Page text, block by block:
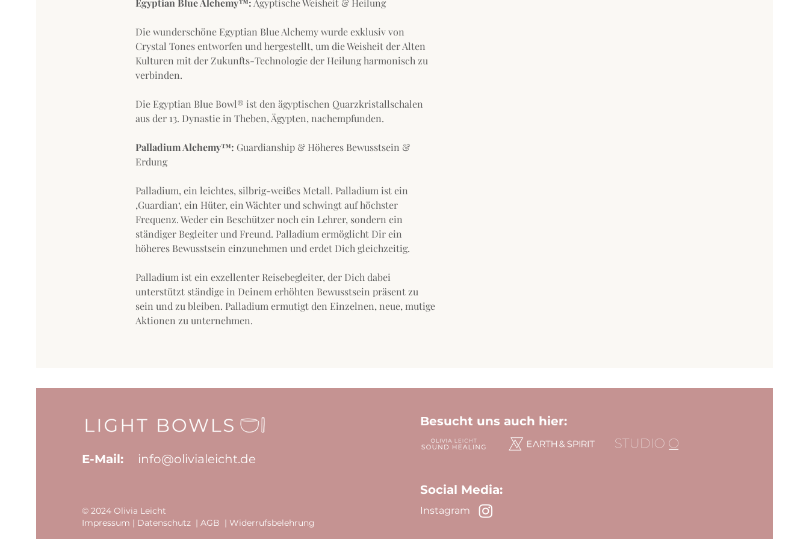
Egyptian Blue Alchemy™:Ägyptische Weisheit & Heilung
Die wunderschöne Egyptian Blue Alchemy wurde exklusiv von
Crystal Tones entworfen und hergestellt, um die Weisheit der Alten
Kulturen mit der Zukunfts-Technologie der Heilung harmonisch zu
verbinden.
Die Egyptian Blue Bowl® ist den ägyptischen Quarzkristallschalen
aus der 13. Dynastie in Theben, Ägypten, nachempfunden.
Palladium Alchemy™: Guardianship & Höheres Bewusstsein &
Erdung
Palladium, ein leichtes, silbrig-weißes Metall. Palladium ist ein
‚Guardian‘, ein Hüter, ein Wächter und schwingt auf höchster
Frequenz. Weder ein Beschützer noch ein Lehrer, sondern ein
ständiger Begleiter und Freund. Palladium ermöglicht Dir ein
höheres Bewusstsein einzunehmen und erdet Dich gleichzeitig.
Palladium ist ein exzellenter Reisebegleiter, der Dich dabei
unterstützt ständige in Deinem erhöhten Bewusstsein präsent zu
sein und zu bleiben. Palladium ermutigt den Einzelnen, neue, mutige
Aktionen zu unternehmen.
E-Mail: info@olivialeicht.de
© 2024 Olivia Leicht
Impressum | Datenschutz | AGB | Widerrufsbelehrung
Besucht uns auch hier:
Social Media:
Instagram